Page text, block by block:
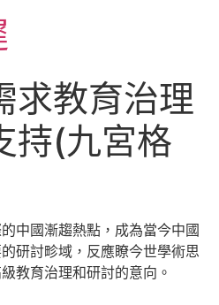
求教育治理
持(九宮格
中國漸趨熱點，成為當今中國
研討畛域，反應瞭今世學術思
教育治理和研討的意向。